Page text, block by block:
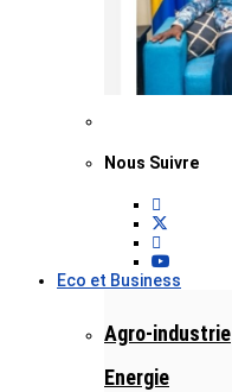
Nous Suivre
Eco et Business
Agro-industrie
Energie